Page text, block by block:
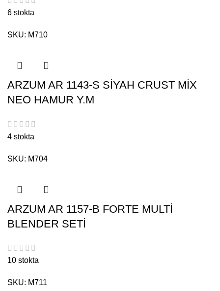
6 stokta
SKU: M710
ARZUM AR 1143-S SİYAH CRUST MİX
NEO HAMUR Y.M
4 stokta
SKU: M704
ARZUM AR 1157-B FORTE MULTİ
BLENDER SETİ
10 stokta
SKU: M711